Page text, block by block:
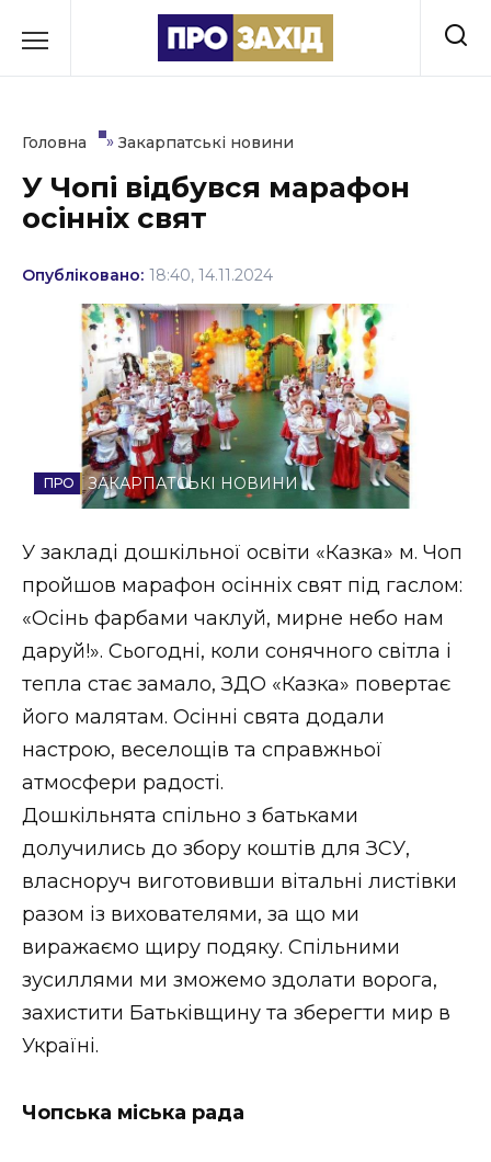
до
Культура
Освіта
Події
Політика
Соціум
Спорт
Стиль життя
Втрачений Ужгород
Втрачений Ужгород (відеоверсія)
ЗАКАРПАТСЬКІ НОВИНИ
НОВИНИ ЗАХІДНОЇ УКРАЇНИ
ФОТО
ВІДЕО
Головна » Закарпатські новини
У Чопі відбувся марафон
осінніх свят
Опубліковано: 18:40, 14.11.2024
ЗАКАРПАТСЬКІ НОВИНИ
У закладі дошкільної освіти «Казка» м. Чоп
пройшов марафон осінніх свят під гаслом:
«Осінь фарбами чаклуй, мирне небо нам
даруй!». Сьогодні, коли сонячного світла і
тепла стає замало, ЗДО «Казка» повертає
його малятам. Осінні свята додали
настрою, веселощів та справжньої
атмосфери радості.
Дошкільнята спільно з батьками
долучились до збору коштів для ЗСУ,
власноруч виготовивши вітальні листівки
разом із вихователями, за що ми
виражаємо щиру подяку. Спільними
зусиллями ми зможемо здолати ворога,
захистити Батьківщину та зберегти мир в
Україні.
Чопська міська рада